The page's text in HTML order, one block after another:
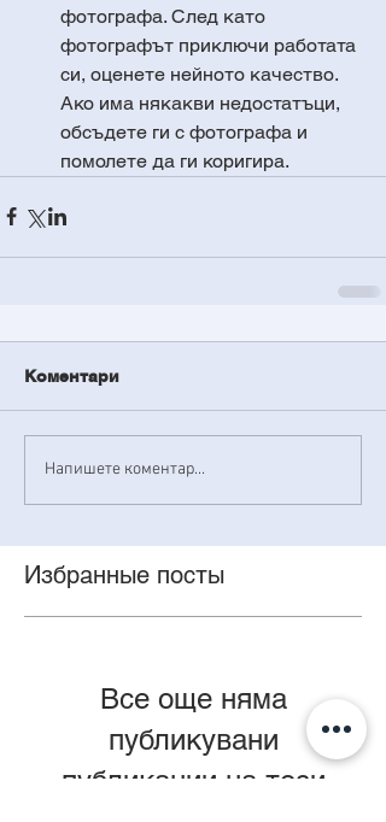
фотографа. След като
фотографът приключи работата
си, оценете нейното качество.
Ако има някакви недостатъци,
обсъдете ги с фотографа и
помолете да ги коригира.
Коментари
Напишете коментар...
Избранные посты
Все още няма
публикувани
публикации на този